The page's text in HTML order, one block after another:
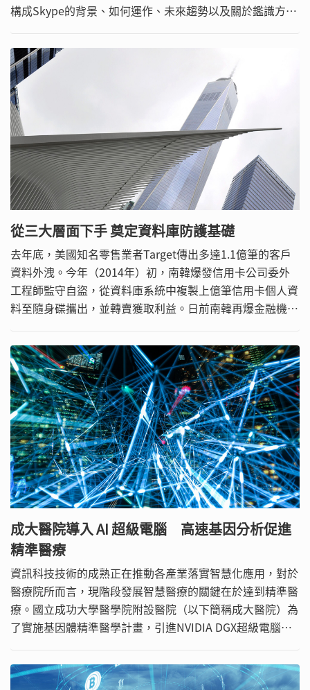
構成Skype的背景、如何運作、未來趨勢以及關於鑑識方面
從三大層面下手 奠定資料庫防護基礎
去年底，美國知名零售業者Target傳出多達1.1億筆的客戶
資料外洩。今年（2014年）初，南韓爆發信用卡公司委外
工程師監守自盜，從資料庫系統中複製上億筆信用卡個人資
料至隨身碟攜出，並轉賣獲取利益。日前南韓再爆金融機構
個資外洩。從接二連三的重大資安事件中不難發現，數位資
料中隱含的金錢利益已成竊取行為主要動機。即使是建置於
內部機房重地、已擁有實體隔離保護的核心資料庫系統，都
可能被內部人員或外來入侵行為突破，為企業帶來資料外洩
風險。
成大醫院導入 AI 超級電腦 高速基因分析促進
精準醫療
資訊科技技術的成熟正在推動各產業落實智慧化應用，對於
醫療院所而言，現階段發展智慧醫療的關鍵在於達到精準醫
療。國立成功大學醫學院附設醫院（以下簡稱成大醫院）為
了實施基因體精準醫學計畫，引進NVIDIA DGX超級電腦，
的演算模型分析全基因、影像等醫療大數據，發展遺傳及癌
症疾病的精準預防、診斷治療，不僅改變臨床看診模式，亦